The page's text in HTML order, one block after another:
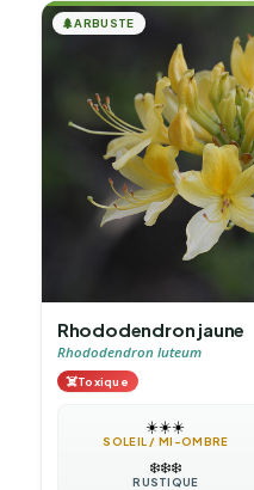
🌲ARBUSTE
Rhododendron jaune
Rhododendron luteum
☠️Toxique
☀️☀️☀️
SOLEIL / MI-OMBRE
❄️❄️❄️
RUSTIQUE